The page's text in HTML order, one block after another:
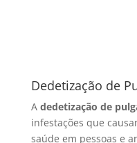
Dedetização de
A dedetização de
infestações que
saúde em pessoas e